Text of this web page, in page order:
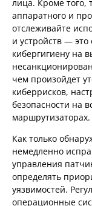
лица. Кроме того,
аппаратного и
отслеживайте
и устройств —
кибергигиену на
чем произойдет
киберрисков,
безопасности на
маршрутизаторах.
Как только
немедленно
управления
определять
уязвимостей.
операционные